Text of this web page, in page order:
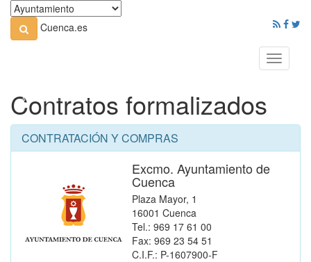
Cuenca.es
Toggle
Contratos formalizados
CONTRATACIÓN Y COMPRAS
Excmo. Ayuntamiento de
Cuenca
Plaza Mayor, 1
16001 Cuenca
Tel.: 969 17 61 00
Fax: 969 23 54 51
C.I.F.: P-1607900-F